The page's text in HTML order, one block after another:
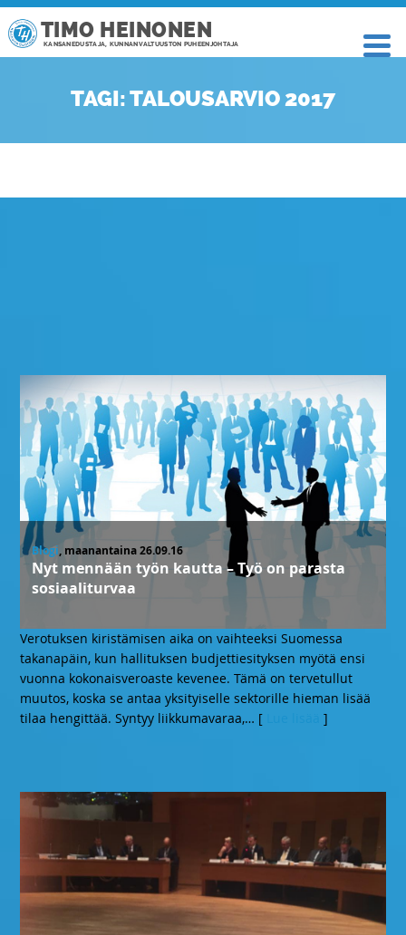
TIMO HEINONEN
KANSANEDUSTAJA, KUNNANVALTUUSTON PUHEENJOHTAJA
TAGI: TALOUSARVIO 2017
Blogi, maanantaina 26.09.16
Nyt mennään työn kautta – Työ on parasta
sosiaaliturvaa
Verotuksen kiristämisen aika on vaihteeksi Suomessa
takanapäin, kun hallituksen budjettiesityksen myötä ensi
vuonna kokonaisveroaste kevenee. Tämä on tervetullut
muutos, koska se antaa yksityiselle sektorille hieman lisää
tilaa hengittää. Syntyy liikkumavaraa,… [ ]